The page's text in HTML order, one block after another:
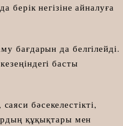
берік негізіне айналуға
бағдарын да белгілейді.
басты
бәсекелестікті,
құқықтары мен